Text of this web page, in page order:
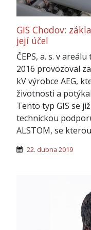
GIS Chodov:
její účel
ČEPS, a. s. v
2016 provozoval
kV výrobce AEG,
životnosti a
Tento typ GIS se
technickou
ALSTOM, se
22. dubna 2019